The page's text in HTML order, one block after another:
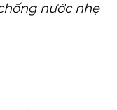
nước nhẹ